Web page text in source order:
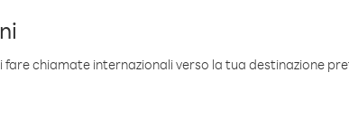
chiamate internazionali verso la tua destinazione